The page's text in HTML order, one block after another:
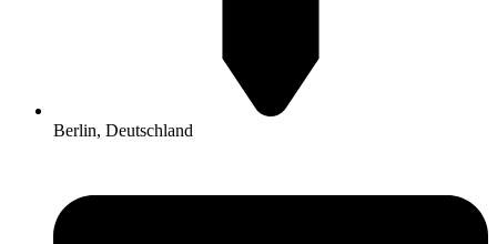
Berlin, Deutschland